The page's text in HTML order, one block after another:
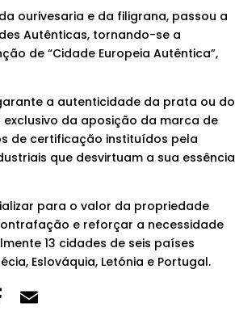
ourivesaria e da filigrana, passou a
Autênticas, tornando-se a
de “Cidade Europeia Autêntica”,
a autenticidade da prata ou do
da aposição da marca de
de certificação instituídos pela
que desvirtuam a sua essência
para o valor da propriedade
e reforçar a necessidade
13 cidades de seis países
Eslováquia, Letónia e Portugal.
Partilhe